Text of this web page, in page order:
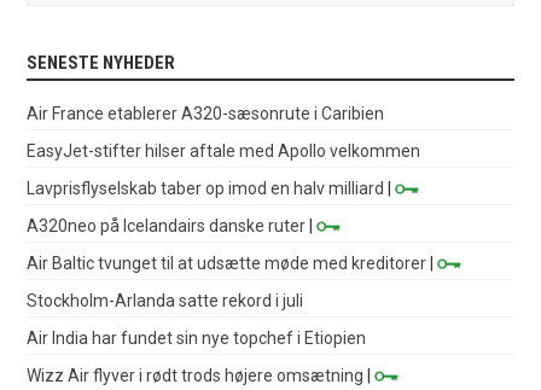
SENESTE NYHEDER
Air France etablerer A320-sæsonrute i Caribien
EasyJet-stifter hilser aftale med Apollo velkommen
Lavprisflyselskab taber op imod en halv milliard
|
A320neo på Icelandairs danske ruter |
Air Baltic tvunget til at udsætte møde med kreditorer |
Stockholm-Arlanda satte rekord i juli
Air India har fundet sin nye topchef i Etiopien
Wizz Air flyver i rødt trods højere omsætning |